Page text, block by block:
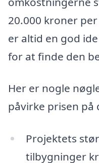
20.000 kroner
er altid en god
for at finde den
Her er nogle
påvirke prisen på
Projektets
tilbygninger